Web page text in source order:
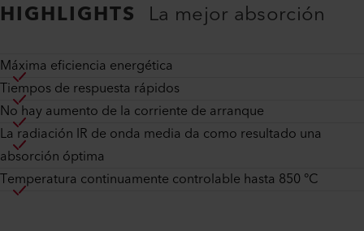
HIGHLIGHTS La mejor absorción
Máxima eficiencia energética
Tiempos de respuesta rápidos
No hay aumento de la corriente de arranque
La radiación IR de onda media da como resultado una
absorción óptima
Temperatura continuamente controlable hasta 850 °C